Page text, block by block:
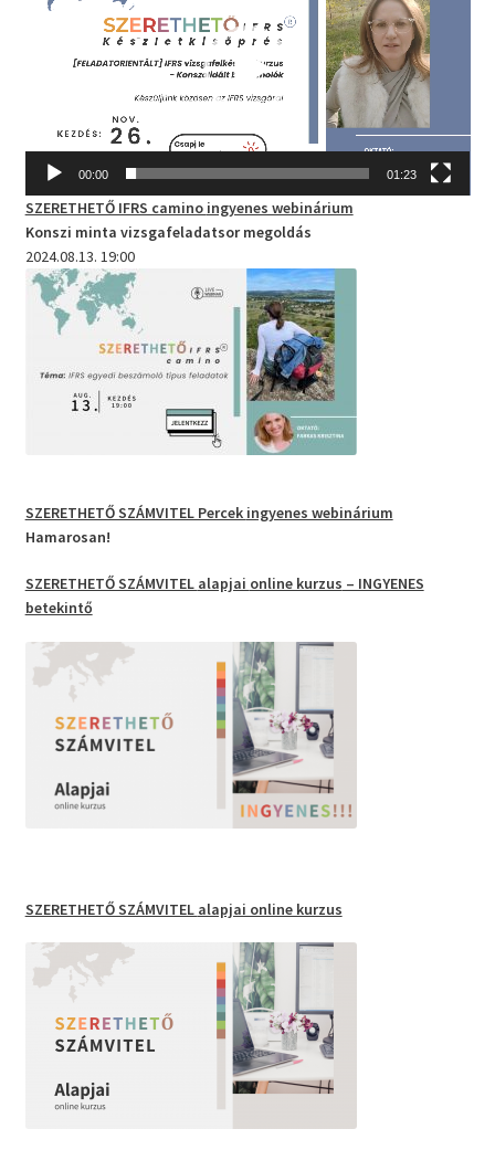
00:00 01:23
SZERETHETŐ IFRS camino ingyenes webinárium
Konszi minta vizsgafeladatsor megoldás
2024.08.13. 19:00
SZERETHETŐ SZÁMVITEL Percek ingyenes webinárium
Hamarosan!
SZERETHETŐ SZÁMVITEL alapjai online kurzus – INGYENES
betekintő
SZERETHETŐ SZÁMVITEL alapjai online kurzus